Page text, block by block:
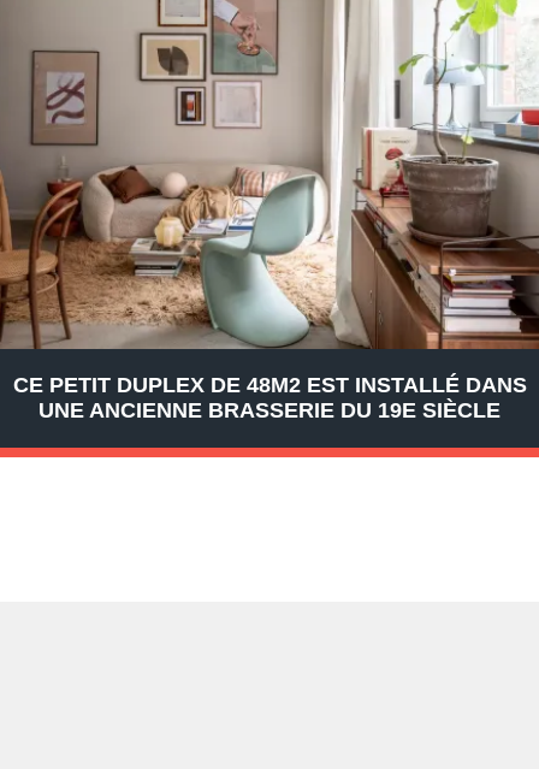
CE PETIT DUPLEX DE 48M2 EST INSTALLÉ DANS
UNE ANCIENNE BRASSERIE DU 19E SIÈCLE